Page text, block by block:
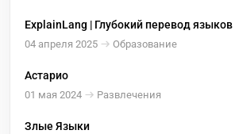
ExplainLang | Глубокий перевод языков
04 апреля 2025 Образование
Астарио
01 мая 2024 Развлечения
Злые Языки